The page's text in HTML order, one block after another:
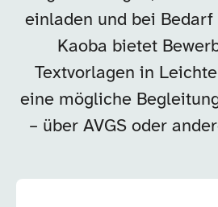
einladen und bei
Kaoba bietet
Textvorlagen in
eine mögliche
– über AVGS oder